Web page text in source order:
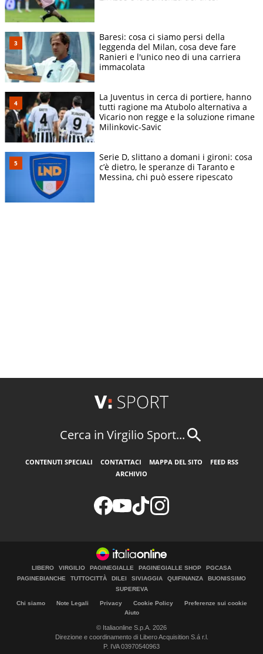
Baresi: cosa ci siamo persi della
leggenda del Milan, cosa deve fare
Ranieri e l'unico neo di una carriera
immacolata
La Juventus in cerca di portiere, hanno
tutti ragione ma Atubolo alternativa a
Vicario non regge e la soluzione rimane
Milinkovic-Savic
Serie D, slittano a domani i gironi: cosa
c’è dietro, le speranze di Taranto e
Messina, chi può essere ripescato
Cerca in Virgilio Sport...
CONTENUTI SPECIALI CONTATTACI MAPPA DEL SITO
FEED RSS
ARCHIVIO
LIBERO VIRGILIO PAGINEGIALLE PAGINEGIALLE SHOP
PGCASA
PAGINEBIANCHE
TUTTOCITTÀ DILEI SIVIAGGIA QUIFINANZA
BUONISSIMO
SUPEREVA
Chi siamo Note Legali Privacy Cookie Policy
Preferenze sui cookie
Aiuto
© Italiaonline S.p.A. 2026
Direzione e coordinamento di Libero Acquisition S.á r.l.
P. IVA 03970540963